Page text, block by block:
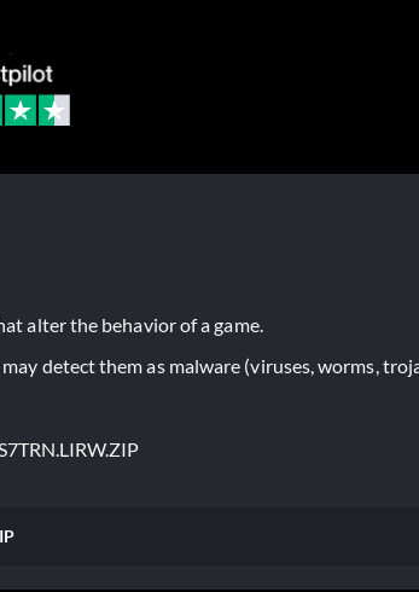
alter the behavior of a game.
detect them as malware (viruses, worms,